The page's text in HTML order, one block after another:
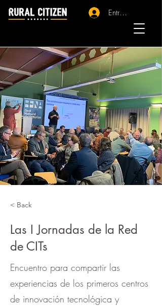
Entrar - Registro
< Back
Las I Jornadas de la Red
de CITs
Encuentro para compartir las
experiencias de los primeros centros
de innovación tecnológica y